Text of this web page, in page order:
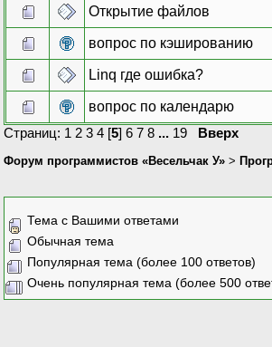
Открытие файлов
вопрос по кэшированию
Linq где ошибка?
вопрос по календарю
Страниц: 1 2 3 4 [5] 6 7 8 ... 19 Вверх
Форум программистов «Весельчак У» >
Тема с Вашими ответами
Обычная тема
Популярная тема (более 100 ответов)
Очень популярная тема (более 500